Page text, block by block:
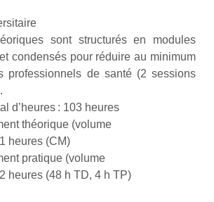
sont structurés en modules
condensés pour réduire au minimum
professionnels de santé (2sessions
.
d’heures : 103 heures
théorique (volume
heures(CM)
pratique (volume
heures(48 h TD, 4 h TP)